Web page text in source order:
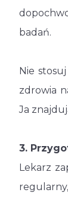
badań.
Nie
zdrowia
Ja
3.
Lekarz